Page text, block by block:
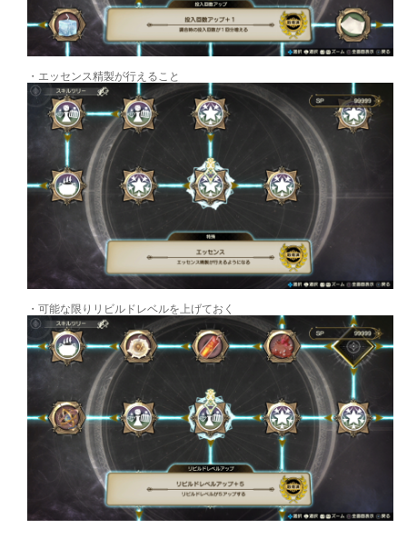
・エッセンス精製が行えること
・可能な限りリビルドレベルを上げておく